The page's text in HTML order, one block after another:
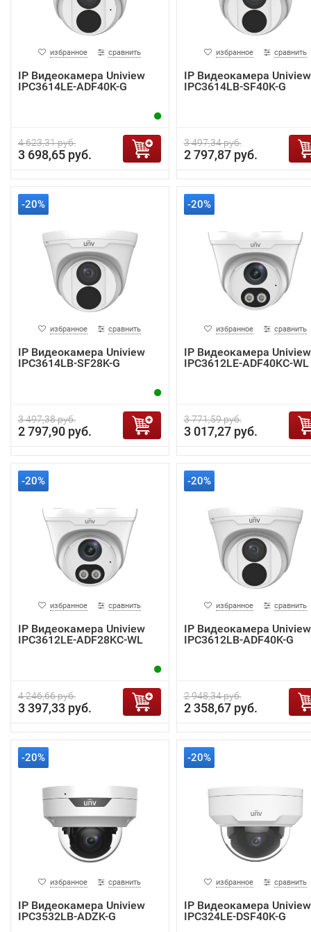
избранное сравнить
IP Видеокамера Uniview
IPC3614LE-ADF40K-G
4 623,31 руб.
3 698,65 руб.
избранное сравнить
IP Видеокамера Uniview
IPC3614LB-SF40K-G
3 497,34 руб.
2 797,87 руб.
-20%
избранное сравнить
IP Видеокамера Uniview
IPC3614LB-SF28K-G
3 497,38 руб.
2 797,90 руб.
-20%
избранное сравнить
IP Видеокамера Uniview
IPC3612LE-ADF40KC-WL
3 771,59 руб.
3 017,27 руб.
-20%
избранное сравнить
IP Видеокамера Uniview
IPC3612LE-ADF28KC-WL
4 246,66 руб.
3 397,33 руб.
-20%
избранное сравнить
IP Видеокамера Uniview
IPC3612LB-ADF40K-G
2 948,34 руб.
2 358,67 руб.
-20%
избранное сравнить
IP Видеокамера Uniview
IPC3532LB-ADZK-G
-20%
избранное сравнить
IP Видеокамера Uniview
IPC324LE-DSF40K-G